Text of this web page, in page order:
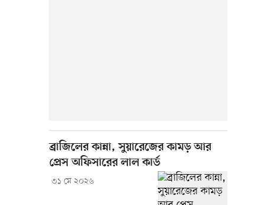
ব্রাজিলের কান্না, সুয়ারেজের কামড় আর
প্রেস অফিসারের লাল কার্ড
৩১ মে ২০২৬